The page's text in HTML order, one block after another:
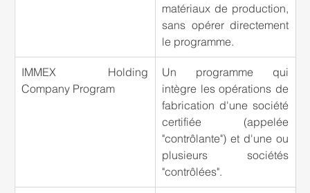
matériaux de production,
sans opérer directement
le programme.
IMMEX Holding
Company Program
Un programme qui
intègre les opérations de
fabrication d'une société
certifiée (appelée
"contrôlante") et d'une ou
plusieurs sociétés
"contrôlées".